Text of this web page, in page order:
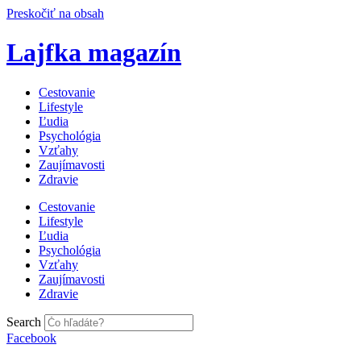
Preskočiť na obsah
Lajfka magazín
Cestovanie
Lifestyle
Ľudia
Psychológia
Vzťahy
Zaujímavosti
Zdravie
Cestovanie
Lifestyle
Ľudia
Psychológia
Vzťahy
Zaujímavosti
Zdravie
Search
Facebook